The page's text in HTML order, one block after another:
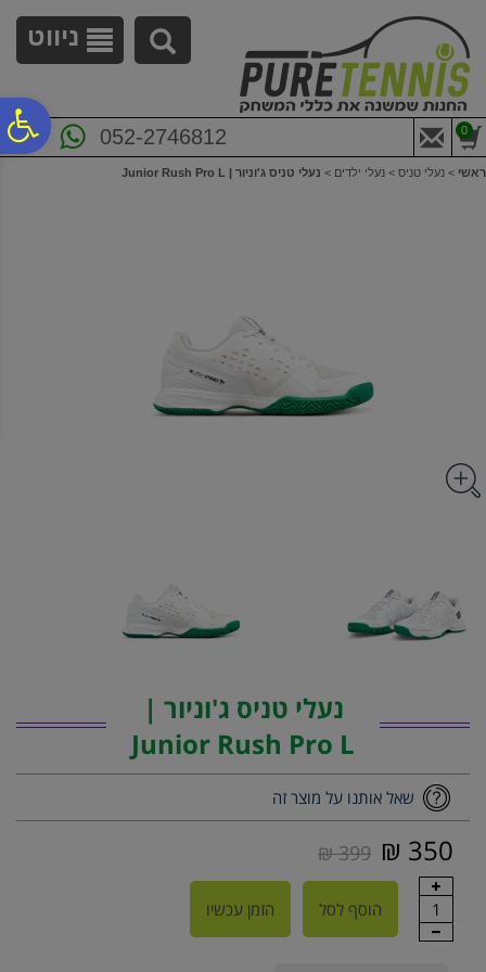
נגישות
ניווט
052-2746812 0
ראשי > נעלי טניס > נעלי ילדים > נעלי טניס ג'וניור | Junior Rush Pro L
נעלי טניס ג'וניור |
Junior Rush Pro L
שאל אותנו על מוצר זה
350 ₪
399 ₪
1 הוסף לסל הזמן עכשיו